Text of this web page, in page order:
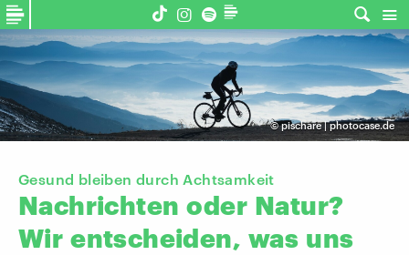
©pischare | photocase.de
Gesund bleiben durch Achtsamkeit
Nachrichten oder Natur?
Wir entscheiden, was uns